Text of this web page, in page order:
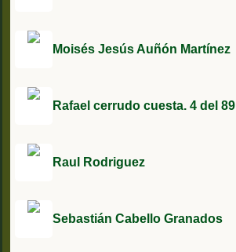
Moisés Jesús Auñón Martínez
Rafael cerrudo cuesta. 4 del 89
Raul Rodriguez
Sebastián Cabello Granados